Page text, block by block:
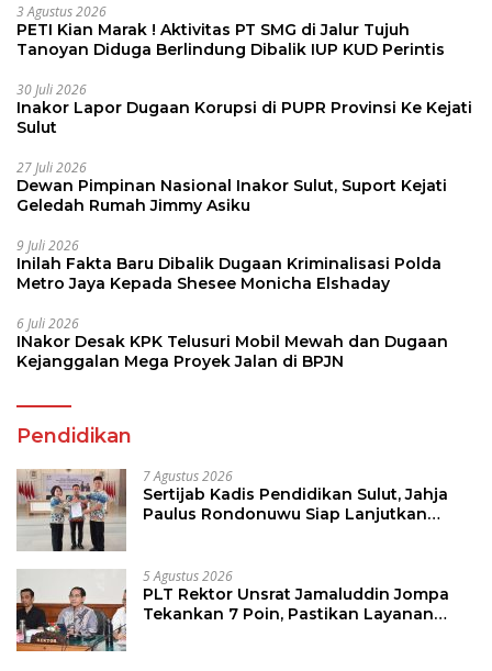
3 Agustus 2026
PETI Kian Marak ! Aktivitas PT SMG di Jalur Tujuh
Tanoyan Diduga Berlindung Dibalik IUP KUD Perintis
30 Juli 2026
Inakor Lapor Dugaan Korupsi di PUPR Provinsi Ke Kejati
Sulut
27 Juli 2026
Dewan Pimpinan Nasional Inakor Sulut, Suport Kejati
Geledah Rumah Jimmy Asiku
9 Juli 2026
Inilah Fakta Baru Dibalik Dugaan Kriminalisasi Polda
Metro Jaya Kepada Shesee Monicha Elshaday
6 Juli 2026
INakor Desak KPK Telusuri Mobil Mewah dan Dugaan
Kejanggalan Mega Proyek Jalan di BPJN
Pendidikan
7 Agustus 2026
Sertijab Kadis Pendidikan Sulut, Jahja
Paulus Rondonuwu Siap Lanjutkan
5 Agustus 2026
PLT Rektor Unsrat Jamaluddin Jompa
Tekankan 7 Poin, Pastikan Layanan